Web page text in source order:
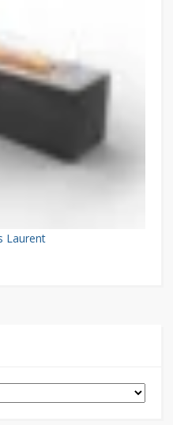
Laurent